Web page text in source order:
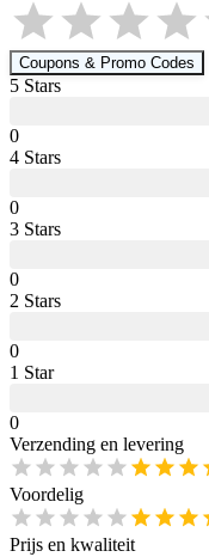
Coupons & Promo Codes
5 Stars
0
4 Stars
0
3 Stars
0
2 Stars
0
1 Star
0
Verzending en levering
Voordelig
Prijs en kwaliteit